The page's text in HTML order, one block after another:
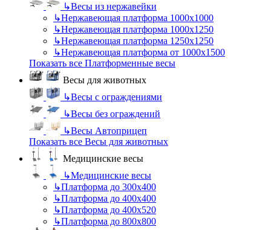
↳Весы из нержавейки
↳Нержавеющая платформа 1000х1000
↳Нержавеющая платформа 1000х1250
↳Нержавеющая платформа 1250х1250
↳Нержавеющая платформа от 1000х1500
Показать все Платформенные весы
Весы для животных
↳Весы с ограждениями
↳Весы без ограждений
↳Весы Автоприцеп
Показать все Весы для животных
Медицинские весы
↳Медицинские весы
↳Платформа до 300х400
↳Платформа до 400х400
↳Платформа до 400х520
↳Платформа до 800х800